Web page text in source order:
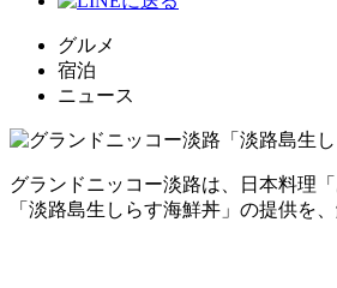
グルメ
宿泊
ニュース
グランドニッコー淡路は、日本料理
「淡路島生しらす海鮮丼」の提供を